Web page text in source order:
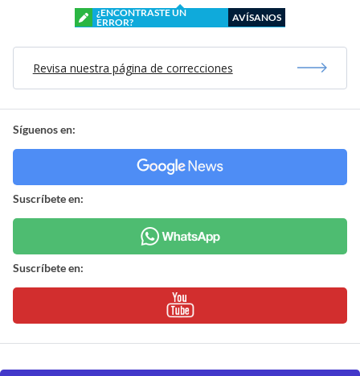
¿ENCONTRASTE UN
ERROR?
AVÍSANOS
Revisa nuestra página de correcciones
Síguenos en:
Suscríbete en:
Suscríbete en: